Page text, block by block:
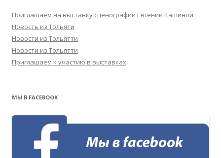
Приглашаем на выставку сценографии Евгении Кашиной
Новость из Тольяти
Новости из Тольятти
Новости из Тольятти
Приглашаем к участию в выставках
МЫ В FACEBOOK